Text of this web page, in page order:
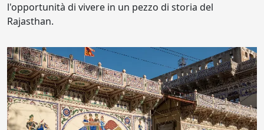
l'opportunità di vivere in un pezzo di storia del
Rajasthan.